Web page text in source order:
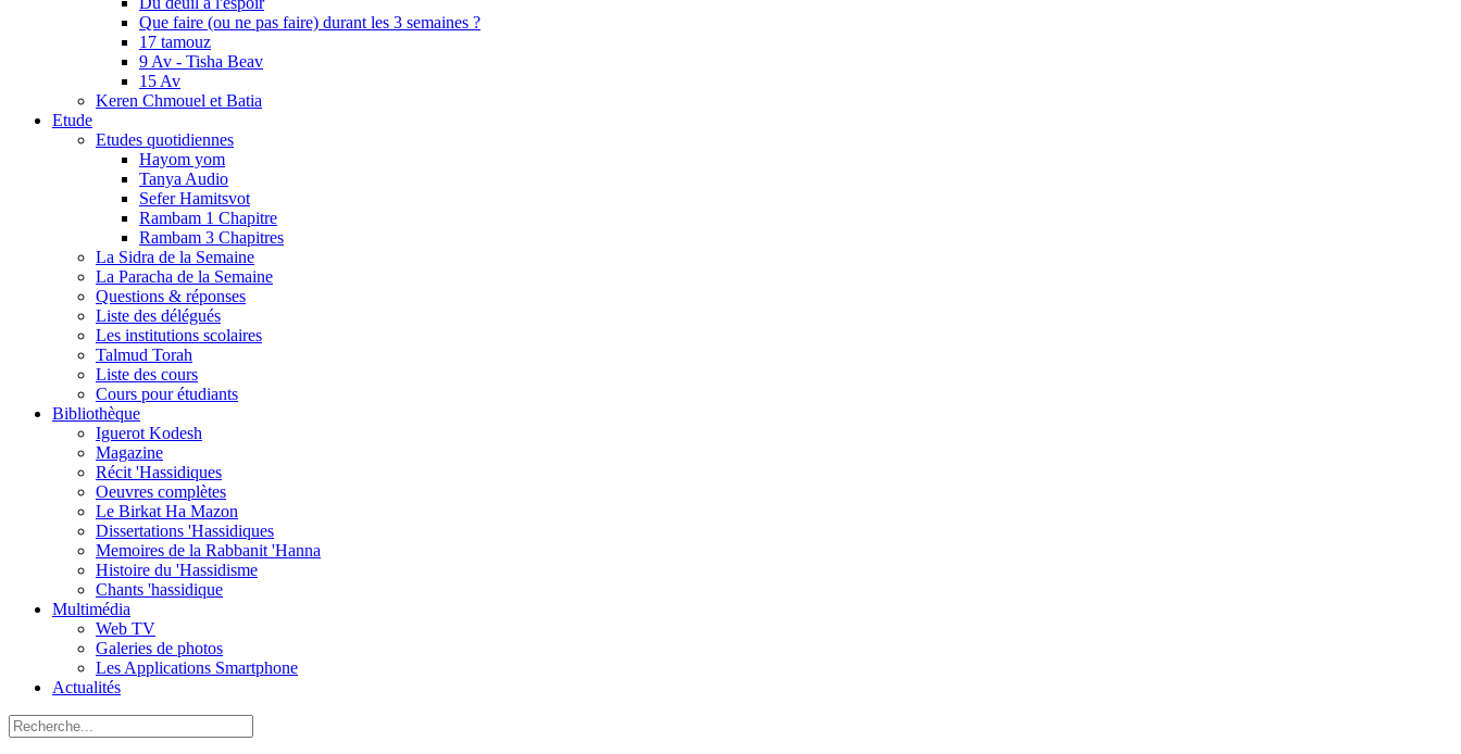
Que faire (ou ne pas faire) durant les 3 semaines ?
17 tamouz
9 Av - Tisha Beav
15 Av
Keren Chmouel et Batia
Etude
Etudes quotidiennes
Hayom yom
Tanya Audio
Sefer Hamitsvot
Rambam 1 Chapitre
Rambam 3 Chapitres
La Sidra de la Semaine
La Paracha de la Semaine
Questions & réponses
Liste des délégués
Les institutions scolaires
Talmud Torah
Liste des cours
Cours pour étudiants
Bibliothèque
Iguerot Kodesh
Magazine
Récit 'Hassidiques
Oeuvres complètes
Le Birkat Ha Mazon
Dissertations 'Hassidiques
Memoires de la Rabbanit 'Hanna
Histoire du 'Hassidisme
Chants 'hassidique
Multimédia
Web TV
Galeries de photos
Les Applications Smartphone
Actualités